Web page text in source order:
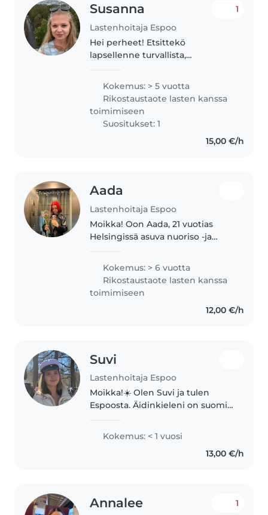
Susanna
Lastenhoitaja Espoo
1
Hei perheet! Etsittekö
lapsellenne turvallista,
lämminhenkistä hoitajaa? Olen
29-vuotias varhaiskasvatuksen
opettaja ja tarjoan luotettavaa
lastenhoitoapua..
Kokemus: > 5 vuotta
Rikostaustaote lasten kanssa
toimimiseen
Suositukset: 1
15,00 €/h
Aada
Lastenhoitaja Espoo
Moikka! Oon Aada, 21 vuotias
Helsingissä asuva nuoriso -ja
etsinkin lastenhoito keikkoja.
Myös vakituisille perheille..
Kokemus: > 6 vuotta
Rikostaustaote lasten kanssa
toimimiseen
12,00 €/h
Suvi
Lastenhoitaja Espoo
Moikka!☀️ Olen Suvi ja tulen
Espoosta. Äidinkieleni on suomi
Täytän elokuussa 20 vuotta ja
Kokemus: < 1 vuosi
13,00 €/h
Annalee 1